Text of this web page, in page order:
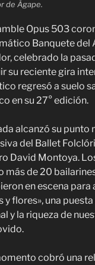
de Ágape.
Opus 503
Banquete del
celebrado la
su reciente gira
regresó a suelo
en su 27° edición.
alcanzó su
del Ballet
David Montoya.
más de 20
en escena
y flores», una
y la riqueza de
cobró una